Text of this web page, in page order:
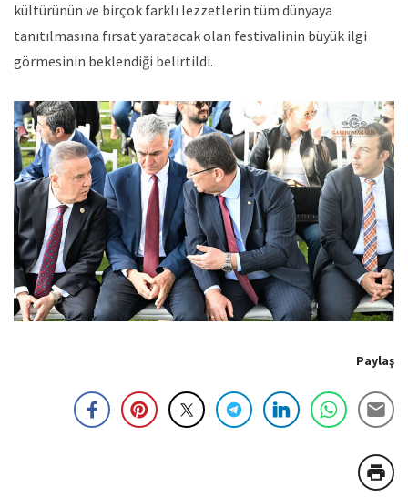
kültürünün ve birçok farklı lezzetlerin tüm dünyaya
tanıtılmasına fırsat yaratacak olan festivalinin büyük ilgi
görmesinin beklendiği belirtildi.
Paylaş